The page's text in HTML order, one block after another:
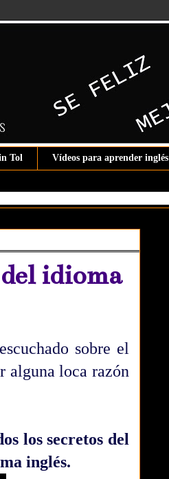
Tol Vídeos para aprender inglés
idioma
sobre el
alguna loca razón
los secretos del
inglés.